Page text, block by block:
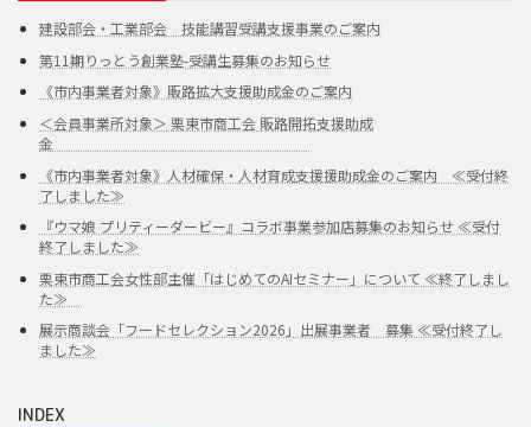
建設部会・工業部会 技能講習受講支援事業のご案内
第11期りっとう創業塾-受講生募集のお知らせ
《市内事業者対象》販路拡大支援助成金のご案内
＜会員事業所対象＞ 栗東市商工会 販路開拓支援助成
金
《市内事業者対象》人材確保・人材育成支援援助成金のご案内 ≪受付終
了しました≫
『ウマ娘 プリティーダービー』コラボ事業参加店募集のお知らせ ≪受付
終了しました≫
栗東市商工会女性部主催「はじめてのAIセミナー」について ≪終了しまし
た≫
展示商談会「フードセレクション2026」出展事業者 募集 ≪受付終了し
ました≫
INDEX